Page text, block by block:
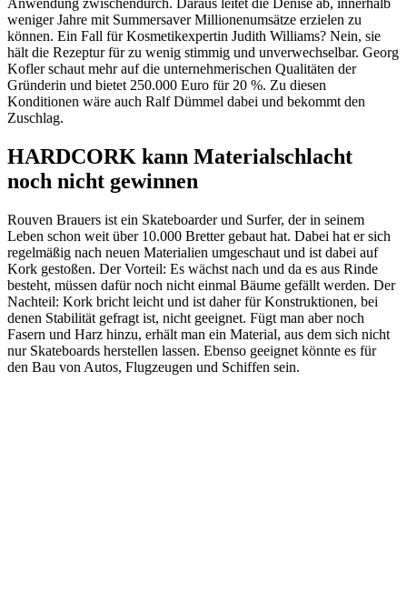
Anwendung zwischendurch. Daraus leitet die Denise ab, innerhalb
weniger Jahre mit Summersaver Millionenumsätze erzielen zu
können. Ein Fall für Kosmetikexpertin Judith Williams? Nein, sie
hält die Rezeptur für zu wenig stimmig und unverwechselbar. Georg
Kofler schaut mehr auf die unternehmerischen Qualitäten der
Gründerin und bietet 250.000 Euro für 20 %. Zu diesen
Konditionen wäre auch Ralf Dümmel dabei und bekommt den
Zuschlag.
HARDCORK kann Materialschlacht
noch nicht gewinnen
Rouven Brauers ist ein Skateboarder und Surfer, der in seinem
Leben schon weit über 10.000 Bretter gebaut hat. Dabei hat er sich
regelmäßig nach neuen Materialien umgeschaut und ist dabei auf
Kork gestoßen. Der Vorteil: Es wächst nach und da es aus Rinde
besteht, müssen dafür noch nicht einmal Bäume gefällt werden. Der
Nachteil: Kork bricht leicht und ist daher für Konstruktionen, bei
denen Stabilität gefragt ist, nicht geeignet. Fügt man aber noch
Fasern und Harz hinzu, erhält man ein Material, aus dem sich nicht
nur Skateboards herstellen lassen. Ebenso geeignet könnte es für
den Bau von Autos, Flugzeugen und Schiffen sein.